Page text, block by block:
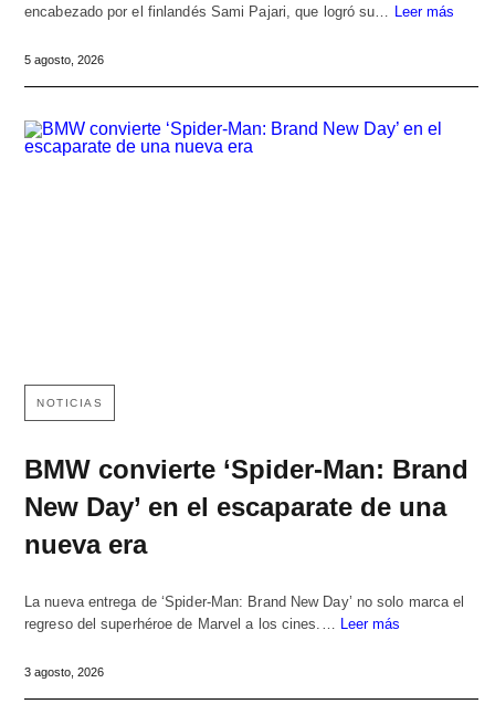
encabezado por el finlandés Sami Pajari, que logró su… Leer más
5 agosto, 2026
NOTICIAS
BMW convierte ‘Spider-Man: Brand
New Day’ en el escaparate de una
nueva era
La nueva entrega de ‘Spider-Man: Brand New Day’ no solo marca el
regreso del superhéroe de Marvel a los cines.…
Leer más
3 agosto, 2026